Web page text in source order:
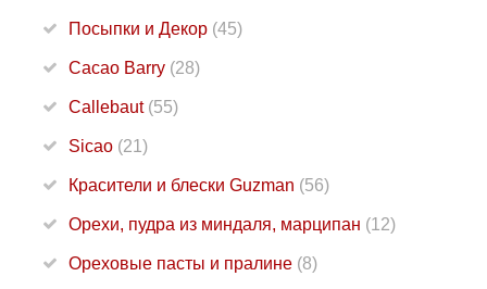
Посыпки и Декор (45)
Cacao Barry (28)
Callebaut (55)
Sicao (21)
Красители и блески Guzman (56)
Орехи, пудра из миндаля, марципан (12)
Ореховые пасты и пралине (8)